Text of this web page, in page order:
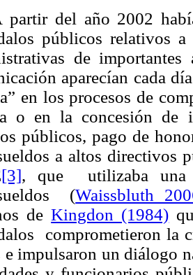
partir del año 2002
públicos relativos
de
aparecían cada
en los procesos de
o en la concesión de
públicos, pago de
a altos directivos
[3], que utilizaba una
(Waissbluth
deKingdon (1984)
comprometieron la
e impulsaron un diálogo